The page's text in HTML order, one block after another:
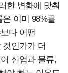
한 변화에 맞춰
이미 98%를
다 어떤
인가가 더
산업과 물류,